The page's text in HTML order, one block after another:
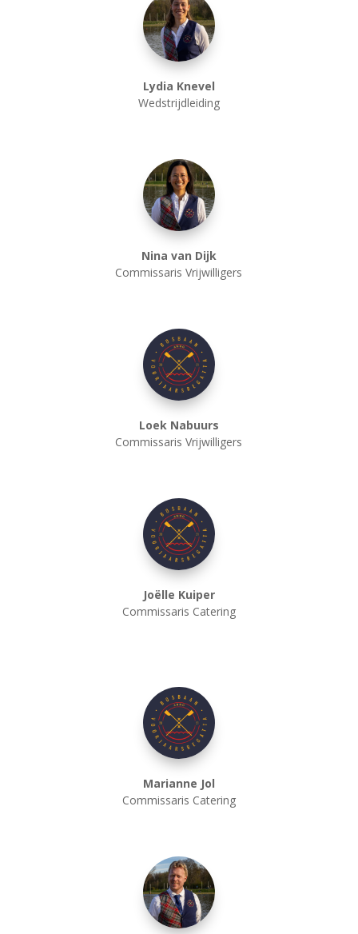
Lydia Knevel
Wedstrijdleiding
Nina van Dijk
Commissaris Vrijwilligers
Loek Nabuurs
Commissaris Vrijwilligers
Joëlle Kuiper
Commissaris Catering
Marianne Jol
Commissaris Catering